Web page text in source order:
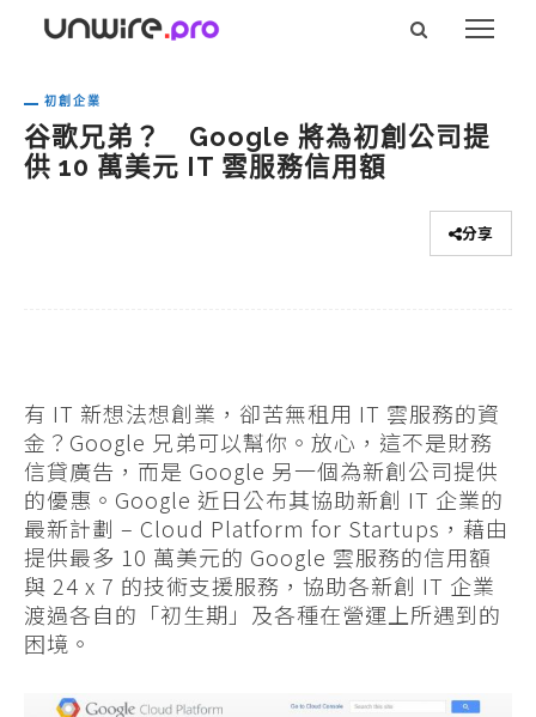
初創企業
谷歌兄弟？ Google 將為初創公司提
供 10 萬美元 IT 雲服務信用額
分享
有 IT 新想法想創業，卻苦無租用 IT 雲服務的資
金？Google 兄弟可以幫你。放心，這不是財務
信貸廣告，而是 Google 另一個為新創公司提供
的優惠。Google 近日公布其協助新創 IT 企業的
最新計劃 – Cloud Platform for Startups，藉由
提供最多 10 萬美元的 Google 雲服務的信用額
與 24 x 7 的技術支援服務，協助各新創 IT 企業
渡過各自的「初生期」及各種在營運上所遇到的
困境。